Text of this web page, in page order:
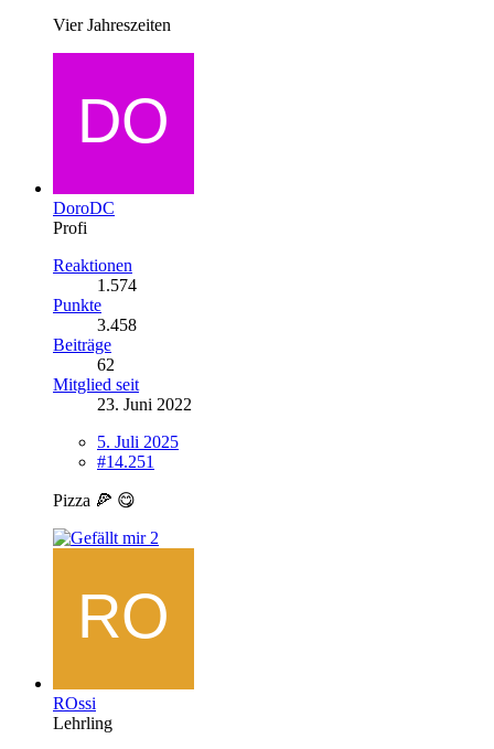
Vier Jahreszeiten
DoroDC
Profi
Reaktionen
1.574
Punkte
3.458
Beiträge
62
Mitglied seit
23. Juni 2022
5. Juli 2025
#14.251
Pizza 🍕 😋
2
ROssi
Lehrling